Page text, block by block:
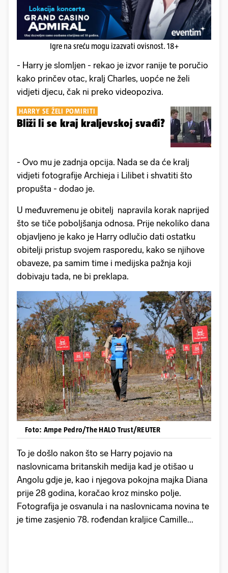
Igre na sreću mogu izazvati ovisnost. 18+
- Harry je slomljen - rekao je izvor ranije te poručio
kako prinčev otac, kralj Charles, uopće ne želi
vidjeti djecu, čak ni preko videopoziva.
HARRY SE ŽELI POMIRITI
Bliži li se kraj kraljevskoj svađi?
- Ovo mu je zadnja opcija. Nada se da će kralj
vidjeti fotografije Archieja i Lilibet i shvatiti što
propušta - dodao je.
U međuvremenu je obitelj napravila korak naprijed
što se tiče poboljšanja odnosa. Prije nekoliko dana
objavljeno je kako je Harry odlučio dati ostatku
obitelji pristup svojem rasporedu, kako se njihove
obaveze, pa samim time i medijska pažnja koji
dobivaju tada, ne bi preklapa.
Foto: Ampe Pedro/The HALO Trust/REUTER
To je došlo nakon što se Harry pojavio na
naslovnicama britanskih medija kad je otišao u
Angolu gdje je, kao i njegova pokojna majka Diana
prije 28 godina, koračao kroz minsko polje.
Fotografija je osvanula i na naslovnicama novina te
je time zasjenio 78. rođendan kraljice Camille...